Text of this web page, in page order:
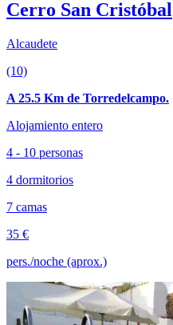
Cerro San Cristóbal
Alcaudete
(10)
A 25.5 Km de Torredelcampo.
Alojamiento entero
4 - 10 personas
4 dormitorios
7 camas
35 €
pers./noche (aprox.)